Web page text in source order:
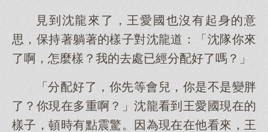
見到沈龍來了，王愛國也沒有起身的意
思，保持著躺著的樣子對沈龍道：「沈隊你來
了啊，怎麼樣？我的去處已經分配好了嗎？」
「分配好了，你先等會兒，你是不是變胖
了？你現在多重啊？」沈龍看到王愛國現在的
樣子，頓時有點震驚。因為現在在他看來，王